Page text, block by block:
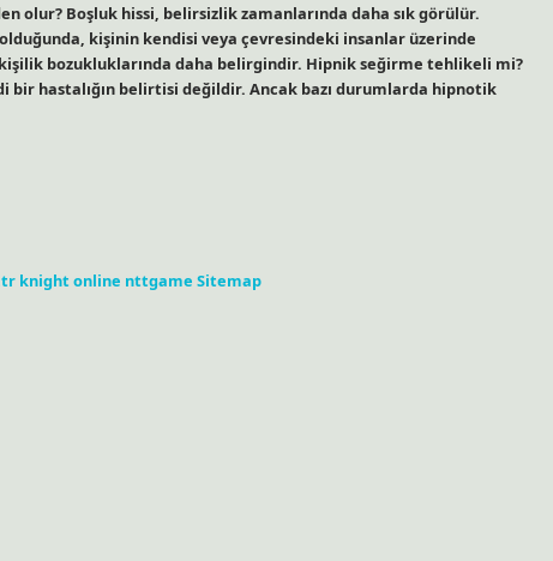
olur? Boşluk hissi, belirsizlik zamanlarında daha sık görülür.
kişinin kendisi veya çevresindeki insanlar üzerinde
bozukluklarında daha belirgindir. Hipnik seğirme tehlikeli mi?
bir hastalığın belirtisi değildir. Ancak bazı durumlarda hipnotik
knight online nttgame Sitemap